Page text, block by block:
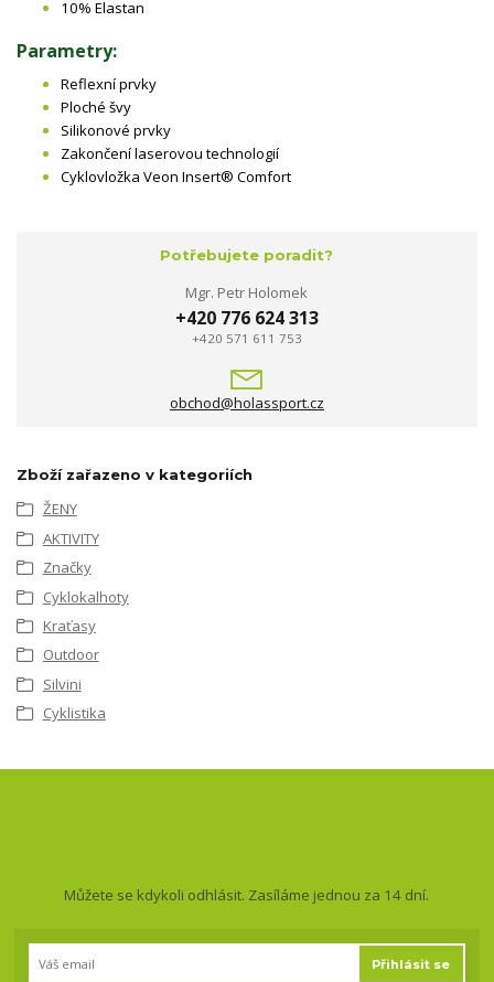
10% Elastan
Parametry:
Reflexní prvky
Ploché švy
Silikonové prvky
Zakončení laserovou technologií
Cyklovložka Veon Insert® Comfort
Potřebujete poradit?
Mgr. Petr Holomek
+420 776 624 313
+420 571 611 753
obchod@holassport.cz
Zboží zařazeno v kategoriích
ŽENY
AKTIVITY
Značky
Cyklokalhoty
Kraťasy
Outdoor
Silvini
Cyklistika
Můžete se kdykoli odhlásit. Zasíláme jednou za 14 dní.
Přihlásit se